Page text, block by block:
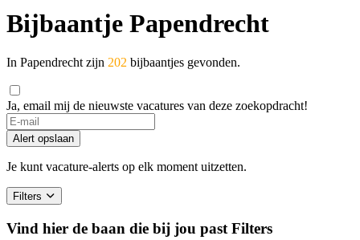
Bijbaantje Papendrecht
In Papendrecht zijn 202 bijbaantjes gevonden.
Ja, email mij de nieuwste vacatures van deze zoekopdracht!
Alert opslaan
Je kunt vacature-alerts op elk moment uitzetten.
Filters
Vind hier de baan die bij jou past Filters